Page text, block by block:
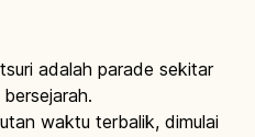
adalah parade sekitar
waktu terbalik, dimulai